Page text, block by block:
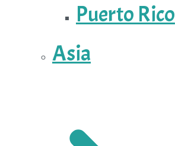
Puerto Rico
Asia